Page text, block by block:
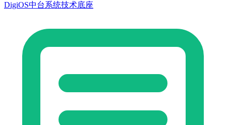
DigiOS中台系统技术底座